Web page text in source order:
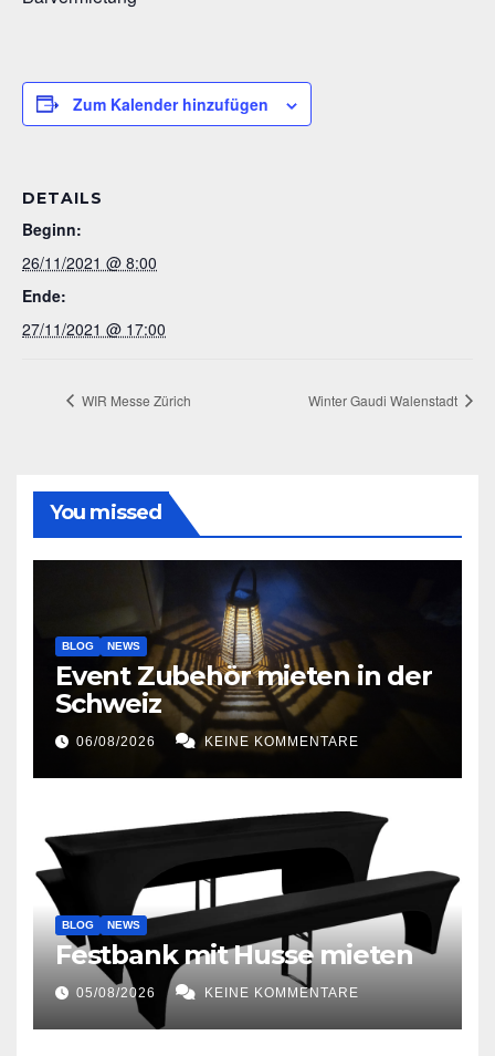
Zum Kalender hinzufügen
DETAILS
Beginn:
26/11/2021 @ 8:00
Ende:
27/11/2021 @ 17:00
WIR Messe Zürich Winter Gaudi Walenstadt
You missed
BLOG NEWS
Event Zubehör mieten in der
Schweiz
06/08/2026 KEINE KOMMENTARE
BLOG NEWS
Festbank mit Husse mieten
05/08/2026 KEINE KOMMENTARE